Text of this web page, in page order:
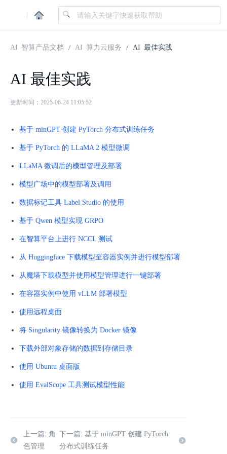
|
AI 智算产品文档 AI 算力云服务 AI 最佳实践
AI 最佳实践
更新时间：2025-06-24 11:05:52
基于 minGPT 创建 PyTorch 分布式训练任务
基于 PyTorch 的 LLaMA 2 模型微调
LLaMA 微调后的模型管理及部署
模型广场中的模型部署及调用
数据标记工具 Label Studio 的使用
基于 Qwen 模型实现 GRPO
在智算平台上进行 NCCL 测试
从 Huggingface 下载模型至容器实例并进行模型部署
从魔塔下载模型并使用模型管理进行一键部署
在容器实例中使用 vLLM 部署模型
使用远程桌面
将 Singularity 镜像转换为 Docker 镜像
下载外部对象存储的数据到存储目录
使用 Ubuntu 桌面版
使用 EvalScope 工具测试模型性能
上一篇: 角
色管理
下一篇: 基于 minGPT 创建 PyTorch
分布式训练任务